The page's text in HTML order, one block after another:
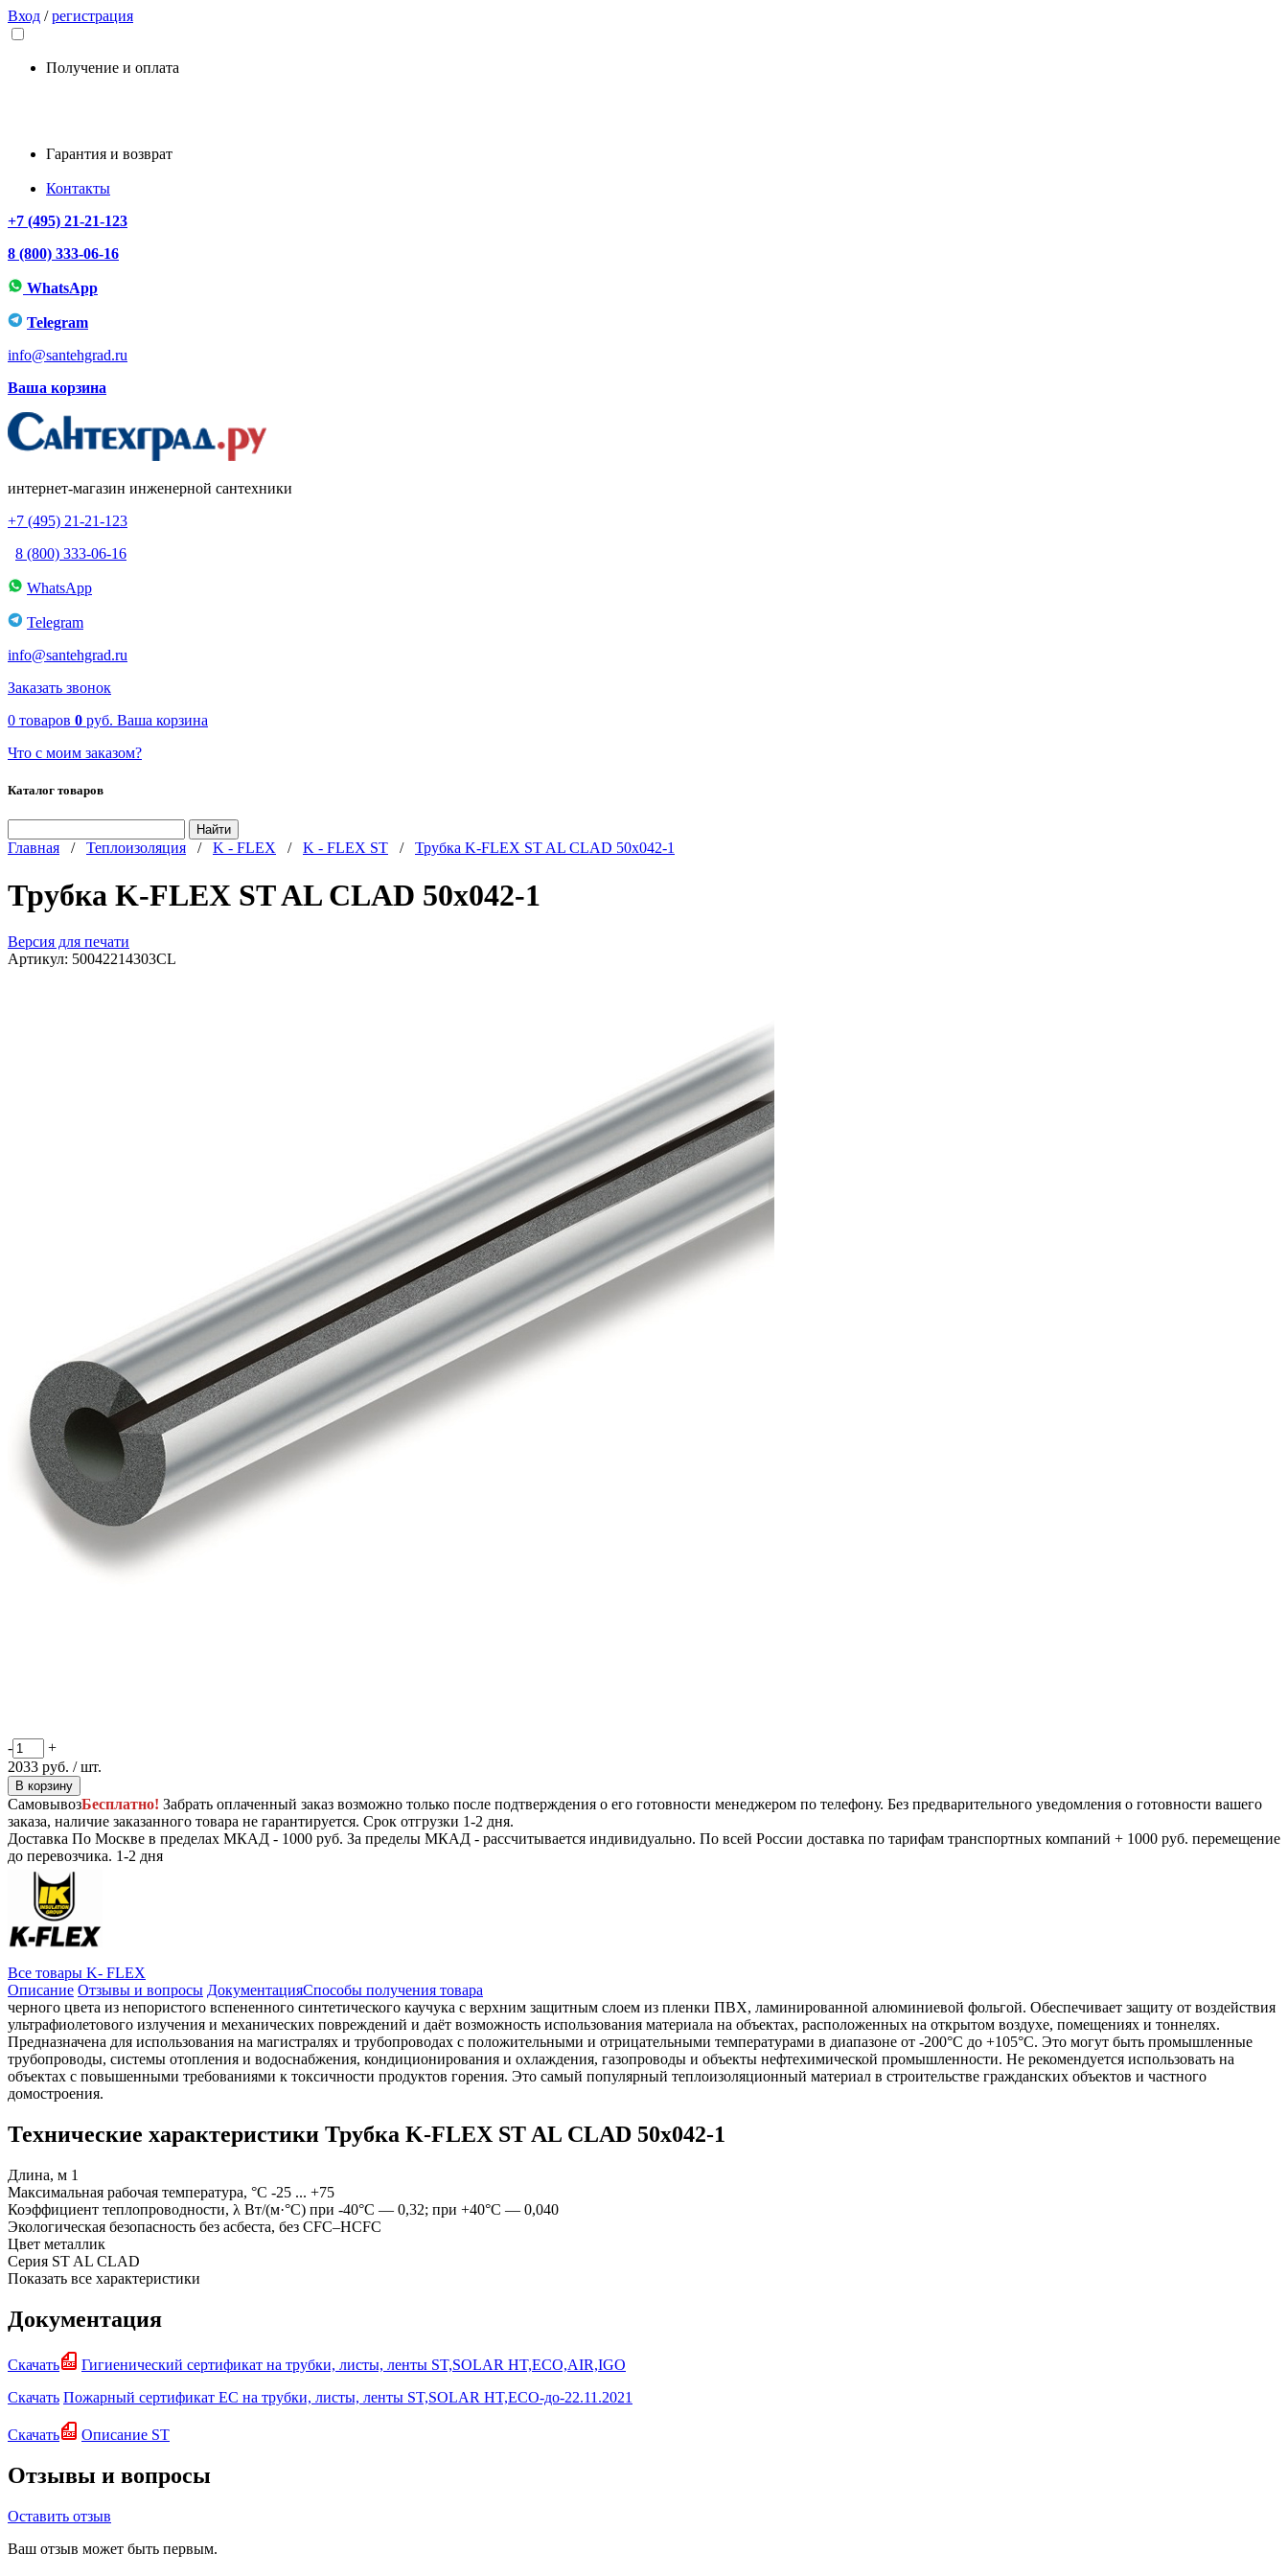
Вход /регистрация
Получение и оплата
Гарантия и возврат
Контакты
+7 (495) 21-21-123
8 (800) 333-06-16
WhatsApp
Telegram
info@santehgrad.ru
Ваша корзина
интернет-магазин инженерной сантехники
+7 (495) 21-21-123
8 (800) 333-06-16
WhatsApp
Telegram
info@santehgrad.ru
Заказать звонок
0 товаров 0 руб. Ваша корзина
Что с моим заказом?
Каталог товаров
Главная / Теплоизоляция / K - FLEX / K - FLEX ST / Трубка K-FLEX ST AL CLAD 50x042-1
Трубка K-FLEX ST AL CLAD 50x042-1
Версия для печати
Артикул: 50042214303CL
-
+
2033 руб. / шт.
В корзину
СамовывозБесплатно! Забрать оплаченный заказ возможно только после подтверждения о его готовности менеджером по телефону. Без предварительного уведомления о готовности вашего
заказа, наличие заказанного товара не гарантируется. Срок отгрузки 1-2 дня.
Доставка По Москве в пределах МКАД - 1000 руб. За пределы МКАД - рассчитывается индивидуально. По всей России доставка по тарифам транспортных компаний + 1000 руб. перемещение
до перевозчика. 1-2 дня
Все товары K- FLEX
Описание Отзывы и вопросы ДокументацияСпособы получения товара
черного цвета из непористого вспененного синтетического каучука с верхним защитным слоем из пленки ПВХ, ламинированной алюминиевой фольгой. Обеспечивает защиту от воздействия
ультрафиолетового излучения и механических повреждений и даёт возможность использования материала на объектах, расположенных на открытом воздухе, помещениях и тоннелях.
Предназначена для использования на магистралях и трубопроводах с положительными и отрицательными температурами в диапазоне от -200°C до +105°C. Это могут быть промышленные
трубопроводы, системы отопления и водоснабжения, кондиционирования и охлаждения, газопроводы и объекты нефтехимической промышленности. Не рекомендуется использовать на
объектах с повышенными требованиями к токсичности продуктов горения. Это самый популярный теплоизоляционный материал в строительстве гражданских объектов и частного
домостроения.
Технические характеристики Трубка K-FLEX ST AL CLAD 50x042-1
Длина, м 1
Максимальная рабочая температура, °С -25 ... +75
Коэффициент теплопроводности, λ Вт/(м·°С) при -40°С — 0,32; при +40°С — 0,040
Экологическая безопасность без асбеста, без CFC–HCFC
Цвет металлик
Серия ST AL CLAD
Показать все характеристики
Документация
Скачать
Гигиенический сертификат на трубки, листы, ленты ST,SOLAR HT,ECO,AIR,IGO
Скачать Пожарный сертификат EC на трубки, листы, ленты ST,SOLAR HT,ECO-до-22.11.2021
Скачать Описание ST
Отзывы и вопросы
Оставить отзыв
Ваш отзыв может быть первым.